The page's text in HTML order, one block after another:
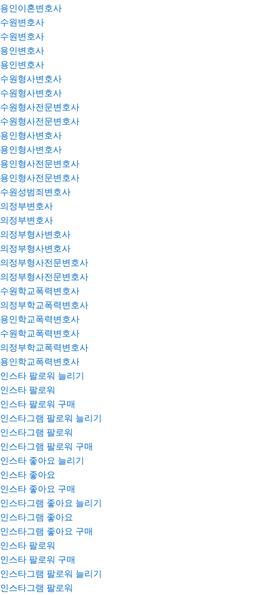
용인이혼변호사
수원변호사
수원변호사
용인변호사
용인변호사
수원형사변호사
수원형사변호사
수원형사전문변호사
수원형사전문변호사
용인형사변호사
용인형사변호사
용인형사전문변호사
용인형사전문변호사
수원성범죄변호사
의정부변호사
의정부변호사
의정부형사변호사
의정부형사변호사
의정부형사전문변호사
의정부형사전문변호사
수원학교폭력변호사
의정부학교폭력변호사
용인학교폭력변호사
수원학교폭력변호사
의정부학교폭력변호사
용인학교폭력변호사
인스타 팔로워 늘리기
인스타 팔로워
인스타 팔로워 구매
인스타그램 팔로워 늘리기
인스타그램 팔로워
인스타그램 팔로워 구매
인스타 좋아요 늘리기
인스타 좋아요
인스타 좋아요 구매
인스타그램 좋아요 늘리기
인스타그램 좋아요
인스타그램 좋아요 구매
인스타 팔로워
인스타 팔로워 구매
인스타그램 팔로워 늘리기
인스타그램 팔로워